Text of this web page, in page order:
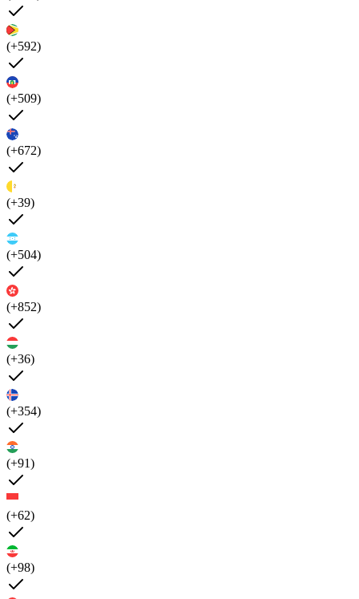
(+592)
(+509)
(+672)
(+39)
(+504)
(+852)
(+36)
(+354)
(+91)
(+62)
(+98)